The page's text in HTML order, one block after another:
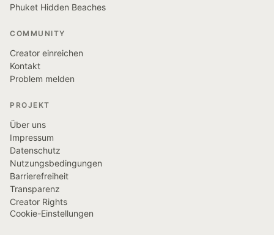
Phuket Hidden Beaches
COMMUNITY
Creator einreichen
Kontakt
Problem melden
PROJEKT
Über uns
Impressum
Datenschutz
Nutzungsbedingungen
Barrierefreiheit
Transparenz
Creator Rights
Cookie-Einstellungen